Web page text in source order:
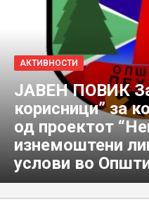
АКТИВНОСТИ
JABEН ПОВИК За
корисници” за
од проектот
изнемоштени
услови во